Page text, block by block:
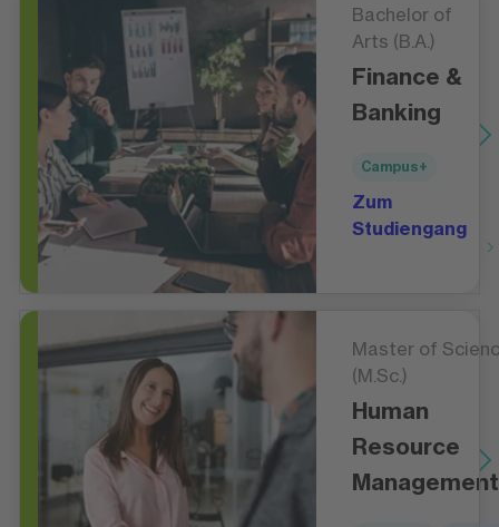
Bachelor of
Arts (B.A.)
Finance &
Banking
Campus+
Zum
Studiengang
Master of
(M.Sc.)
Human
Resource
Management